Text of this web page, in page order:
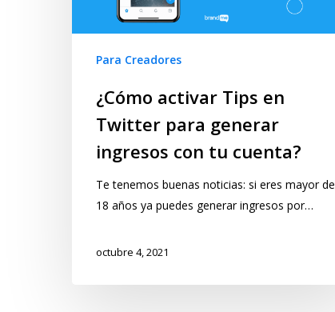
Para Creadores
¿Cómo activar Tips en
Twitter para generar
ingresos con tu cuenta?
Te tenemos buenas noticias: si eres mayor de
18 años ya puedes generar ingresos por…
octubre 4, 2021